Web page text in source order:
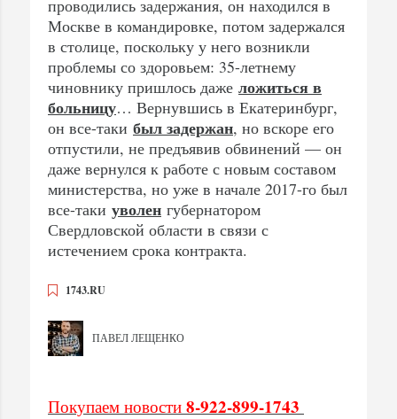
проводились задержания, он находился в
Москве в командировке, потом задержался
в столице, поскольку у него возникли
проблемы со здоровьем: 35-летнему
чиновнику пришлось даже ложиться в
больницу… Вернувшись в Екатеринбург,
он все-таки был задержан, но вскоре его
отпустили, не предъявив обвинений — он
даже вернулся к работе с новым составом
министерства, но уже в начале 2017-го был
все-таки уволен губернатором
Свердловской области в связи с
истечением срока контракта.
1743.RU
ПАВЕЛ ЛЕЩЕНКО
Покупаем новости 8-922-899-1743